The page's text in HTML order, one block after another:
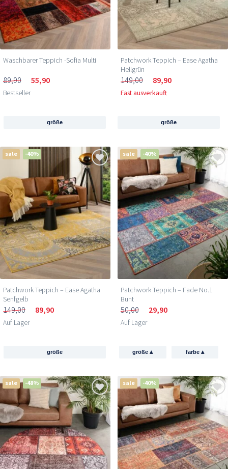
Waschbarer Teppich -Sofia Multi
89,90 55,90
Bestseller
größe
Patchwork Teppich – Ease Agatha
Hellgrün
149,00 89,90
Fast ausverkauft
größe
sale -40%
Patchwork Teppich – Ease Agatha
Senfgelb
149,00 89,90
Auf Lager
größe
sale -40%
Patchwork Teppich – Fade No.1
Bunt
50,00 29,90
Auf Lager
größe▴ farbe ▴
sale -48% sale -40%